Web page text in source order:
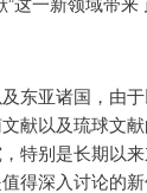
这一新领域带来
东亚诸国，由
献以及琉球文
特别是长期以
得深入讨论的